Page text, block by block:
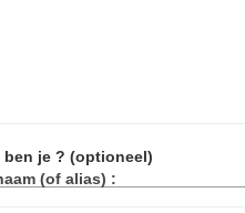
ben je ? (optioneel)
(of alias) :